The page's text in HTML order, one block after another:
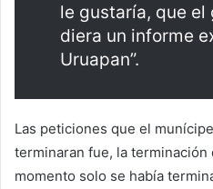
le gustaría, que el
diera un informe
Uruapan”.
Las peticiones que el
terminaran fue, la terminación
momento solo se había